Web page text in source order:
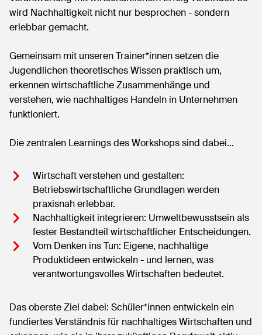
wird Nachhaltigkeit nicht nur besprochen - sondern
erlebbar gemacht.
Gemeinsam mit unseren Trainer*innen setzen die
Jugendlichen theoretisches Wissen praktisch um,
erkennen wirtschaftliche Zusammenhänge und
verstehen, wie nachhaltiges Handeln in Unternehmen
funktioniert.
Die zentralen Learnings des Workshops sind dabei…
Wirtschaft verstehen und gestalten:
Betriebswirtschaftliche Grundlagen werden
praxisnah erlebbar.
Nachhaltigkeit integrieren: Umweltbewusstsein als
fester Bestandteil wirtschaftlicher Entscheidungen.
Vom Denken ins Tun: Eigene, nachhaltige
Produktideen entwickeln - und lernen, was
verantwortungsvolles Wirtschaften bedeutet.
Das oberste Ziel dabei: Schüler*innen entwickeln ein
fundiertes Verständnis für nachhaltiges Wirtschaften und